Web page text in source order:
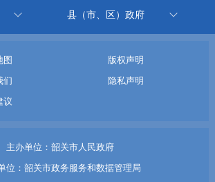
县（市、区）政府
图
版权声明
们
隐私声明
议
主办单位：韶关市人民政府
位：韶关市政务服务和数据管理局